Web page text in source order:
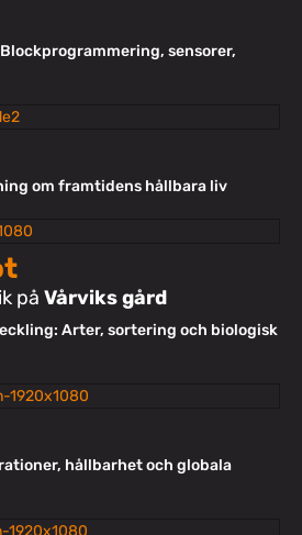
sensorer,
om framtidens hållbara liv
på Vårviks gård
Arter, sortering och biologisk
hållbarhet och globala